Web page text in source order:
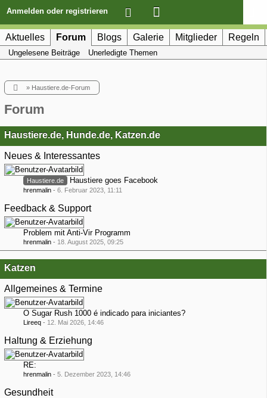
Anmelden oder registrieren
Aktuelles Forum Blogs Galerie Mitglieder Regeln
Ungelesene Beiträge Unerledigte Themen
» Haustiere.de-Forum
Forum
Haustiere.de, Hunde.de, Katzen.de
Neues & Interessantes
Haustiere.de Haustiere goes Facebook
hrenmalin - 6. Februar 2023, 11:11
Feedback & Support
Problem mit Anti-Vir Programm
hrenmalin - 18. August 2025, 09:25
Katzen
Allgemeines & Termine
O Sugar Rush 1000 é indicado para iniciantes?
Lireeq - 12. Mai 2026, 14:46
Haltung & Erziehung
RE:
hrenmalin - 5. Dezember 2023, 14:46
Gesundheit